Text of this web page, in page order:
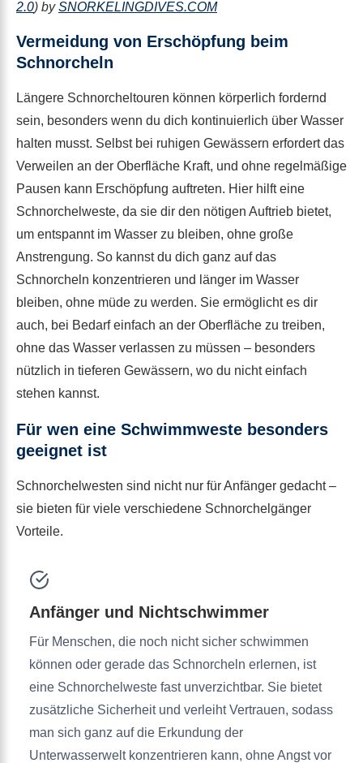
2.0) bySNORKELINGDIVES.COM
Vermeidung von Erschöpfung beim
Schnorcheln
Längere Schnorcheltouren können körperlich fordernd
sein, besonders wenn du dich kontinuierlich über Wasser
halten musst. Selbst bei ruhigen Gewässern erfordert das
Verweilen an der Oberfläche Kraft, und ohne regelmäßige
Pausen kann Erschöpfung auftreten. Hier hilft eine
Schnorchelweste, da sie dir den nötigen Auftrieb bietet,
um entspannt im Wasser zu bleiben, ohne große
Anstrengung. So kannst du dich ganz auf das
Schnorcheln konzentrieren und länger im Wasser
bleiben, ohne müde zu werden. Sie ermöglicht es dir
auch, bei Bedarf einfach an der Oberfläche zu treiben,
ohne das Wasser verlassen zu müssen – besonders
nützlich in tieferen Gewässern, wo du nicht einfach
stehen kannst.
Für wen eine Schwimmweste besonders
geeignet ist
Schnorchelwesten sind nicht nur für Anfänger gedacht –
sie bieten für viele verschiedene Schnorchelgänger
Vorteile.
Anfänger und Nichtschwimmer
Für Menschen, die noch nicht sicher schwimmen
können oder gerade das Schnorcheln erlernen, ist
eine Schnorchelweste fast unverzichtbar. Sie bietet
zusätzliche Sicherheit und verleiht Vertrauen, sodass
man sich ganz auf die Erkundung der
Unterwasserwelt konzentrieren kann, ohne Angst vor